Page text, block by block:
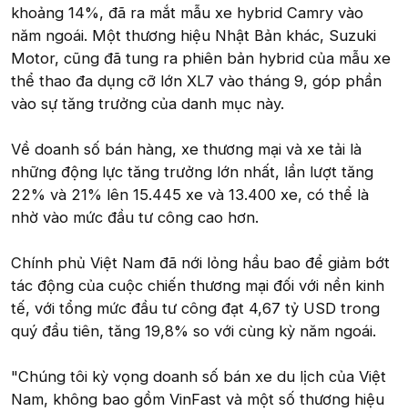
khoảng 14%, đã ra mắt mẫu xe hybrid Camry vào
năm ngoái. Một thương hiệu Nhật Bản khác, Suzuki
Motor, cũng đã tung ra phiên bản hybrid của mẫu xe
thể thao đa dụng cỡ lớn XL7 vào tháng 9, góp phần
vào sự tăng trưởng của danh mục này.
Về doanh số bán hàng, xe thương mại và xe tải là
những động lực tăng trưởng lớn nhất, lần lượt tăng
22% và 21% lên 15.445 xe và 13.400 xe, có thể là
nhờ vào mức đầu tư công cao hơn.
Chính phủ Việt Nam đã nới lỏng hầu bao để giảm bớt
tác động của cuộc chiến thương mại đối với nền kinh
tế, với tổng mức đầu tư công đạt 4,67 tỷ USD trong
quý đầu tiên, tăng 19,8% so với cùng kỳ năm ngoái.
"Chúng tôi kỳ vọng doanh số bán xe du lịch của Việt
Nam, không bao gồm VinFast và một số thương hiệu